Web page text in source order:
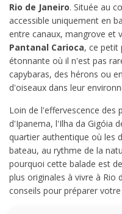
Rio de Janeiro. Située au
accessible uniquement en
entre canaux, mangrove et
Pantanal Carioca, ce petit
étonnante où il n'est pas
capybaras, des hérons ou
d'oiseaux dans leur
Loin de l'effervescence des
d'Ipanema, l'Ilha da Gigóia
quartier authentique où les
bateau, au rythme de la
pourquoi cette balade est
plus originales à vivre à Rio
conseils pour préparer votre